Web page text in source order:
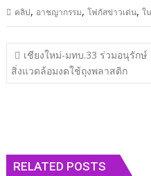
คลิป, อาชญากรรม,โฟกัสข่าวเด่น,ใ
แนะแนว
เรื่อง
เชียงใหม่-มทบ.33 ร่วมอนุรักษ์
สิ่งแวดล้อมงดใช้ถุงพลาสติก
RELATED POSTS